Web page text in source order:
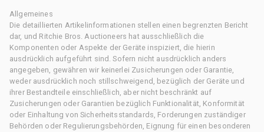
Allgemeines
Die detaillierten Artikelinformationen stellen einen begrenzten Bericht
dar, und Ritchie Bros. Auctioneers hat ausschließlich die
Komponenten oder Aspekte der Geräte inspiziert, die hierin
ausdrücklich aufgeführt sind. Sofern nicht ausdrücklich anders
angegeben, gewähren wir keinerlei Zusicherungen oder Garantie,
weder ausdrücklich noch stillschweigend, bezüglich der Geräte und
ihrer Bestandteile einschließlich, aber nicht beschränkt auf
Zusicherungen oder Garantien bezüglich Funktionalität, Konformität
oder Einhaltung von Sicherheitsstandards, Forderungen zuständiger
Behörden oder Regulierungsbehörden, Eignung für einen besonderen